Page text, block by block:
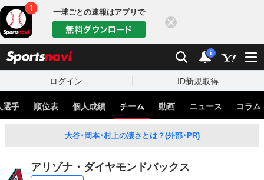
一球ごとの速報はアプリで
検索 通知
i
ログイン ID新規取得
選手 順位表 個人成績 チーム 動画 ニュース コラム
大谷･岡本･村上の凄さとは？(外部･PR)
アリゾナ・ダイヤモンドバックス